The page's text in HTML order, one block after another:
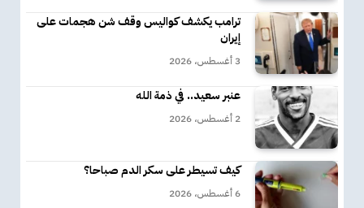
ترامب يكشف كواليس وقف شن هجمات على
إيران
3 أغسطس، 2026
عنبر سعيد.. في ذمة الله
2 أغسطس، 2026
كيف تسيطر على سكر الدم صباحا؟
6 أغسطس، 2026